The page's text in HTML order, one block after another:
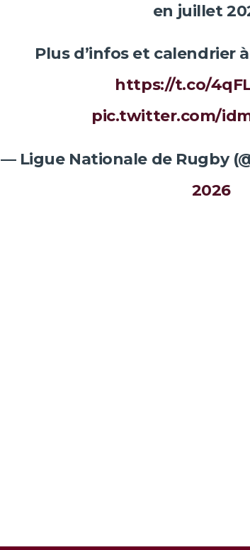
en juillet
Plus d’infos et calendrier
https://t.co/
pic.twitter.com/
— Ligue Nationale de Rugby
2026